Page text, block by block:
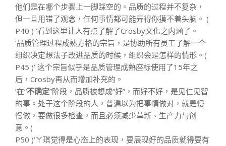
他们是在哪个步骤上一脚踩空的。品质的过程并不复杂，
但一旦用错了观念，任何事情都可能弄得你摸不着头脑。 (
P40 ) ’看到这里让人有点了解了Crosby文化之内涵了。
‘品质管理过程成熟方格的宗旨，是协助所有员工了解一个
组织决定想法子改进品质的时候，组织会是怎样的情形。(
P45 )’ 这个宗旨似乎是品质管理成熟座标使用了15年之
后，Crosby再从而增加补充的。
‘在“不确定”阶段，品质被想成“好”，而好不好，是见仁见智
的事。处于这个阶段的人，普遍以为把事情做对，就是慢
慢做，要做很多检查，而且必须减少革新、生产力与创
意。(
P50 )’ㄚ琪觉得是心态上的表现，要展现好的品质就得要有